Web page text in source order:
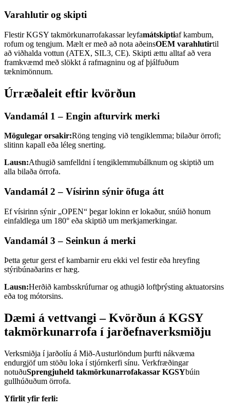
Varahlutir og skipti
Flestir KGSY takmörkunarrofakassar leyfamátskiptiaf kambum,
rofum og tengjum. Mælt er með að nota aðeinsOEM varahlutirtil
að viðhalda vottun (ATEX, SIL3, CE). Skipti ættu alltaf að vera
framkvæmd með slökkt á rafmagninu og af þjálfuðum
tæknimönnum.
Úrræðaleit eftir kvörðun
Vandamál 1 – Engin afturvirk merki
Mögulegar orsakir:Röng tenging við tengiklemma; bilaður örrofi;
slitinn kapall eða léleg snerting.
Lausn:Athugið samfelldni í tengiklemmubálknum og skiptið um
alla bilaða örrofa.
Vandamál 2 – Vísirinn sýnir öfuga átt
Ef vísirinn sýnir „OPEN“ þegar lokinn er lokaður, snúið honum
einfaldlega um 180° eða skiptið um merkjamerkingar.
Vandamál 3 – Seinkun á merki
Þetta getur gerst ef kambarnir eru ekki vel festir eða hreyfing
stýribúnaðarins er hæg.
Lausn:Herðið kambsskrúfurnar og athugið loftþrýsting aktuatorsins
eða tog mótorsins.
Dæmi á vettvangi – Kvörðun á KGSY
takmörkunarrofa í jarðefnaverksmiðju
Verksmiðja í jarðolíu á Mið-Austurlöndum þurfti nákvæma
endurgjöf um stöðu loka í stjórnkerfi sínu. Verkfræðingar
notuðuSprengjuheld takmörkunarrofakassar KGSYbúin
gullhúðuðum örrofa.
Yfirlit yfir ferli: